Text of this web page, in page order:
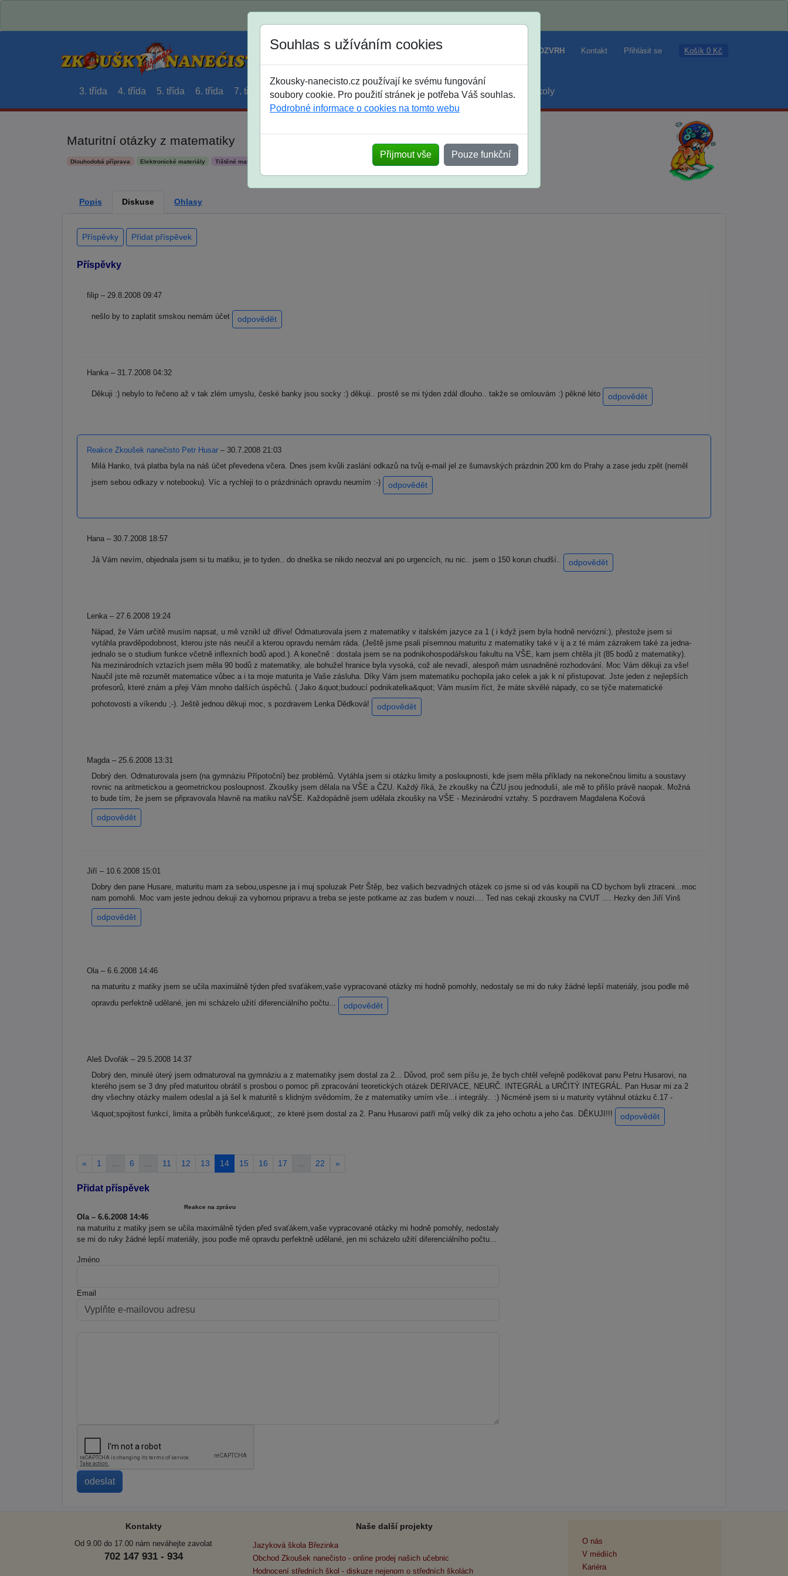
Jak si vybrat ROZVRH Kontakt Přihlásit se Košík 0 Kč
3. třída 4. třída 5. třída 6. třída 7. třída 8. třída 9. třída střední maturanti soutěže prázdniny školy
Maturitní otázky z matematiky
Dlouhodobá příprava Elektronické materiály Tištěné materiály
Popis Diskuse Ohlasy
Souhlas s užíváním cookies
Zkousky-nanecisto.cz používají ke svému fungování
soubory cookie. Pro použití stránek je potřeba Váš souhlas.
Podrobné informace o cookies na tomto webu
Přijmout vše Pouze funkční
Příspěvky Přidat příspěvek
Příspěvky
filip – 29.8.2008 09:47
nešlo by to zaplatit smskou nemám účet odpovědět
Hanka – 31.7.2008 04:32
Děkuji :) nebylo to řečeno až v tak zlém umyslu, české banky jsou socky :) děkuji.. prostě se mi týden zdál dlouho.. takže se omlouvám :) pěkné léto odpovědět
Reakce Zkoušek nanečisto Petr Husar – 30.7.2008 21:03
Milá Hanko, tvá platba byla na náš účet převedena včera. Dnes jsem kvůli zaslání odkazů na tvůj e-mail jel ze šumavských prázdnin 200 km do Prahy a zase jedu zpět (neměl
jsem sebou odkazy v notebooku). Víc a rychleji to o prázdninách opravdu neumím :-)
odpovědět
Hana – 30.7.2008 18:57
Já Vám nevím, objednala jsem si tu matiku, je to tyden.. do dneška se nikdo neozval ani po urgencích, nu nic.. jsem o 150 korun chudší.. odpovědět
Lenka – 27.6.2008 19:24
Nápad, že Vám určitě musím napsat, u mě vznikl už dříve! Odmaturovala jsem z matematiky v italském jazyce za 1 ( i když jsem byla hodně nervózní:), přestože jsem si
vytáhla pravděpodobnost, kterou jste nás neučil a kterou opravdu nemám ráda. (Ještě jsme psali písemnou maturitu z matematiky také v ij a z té mám zázrakem také za jedna-
jednalo se o studium funkce včetně inflexních bodů apod.). A konečně : dostala jsem se na podnikohospodářskou fakultu na VŠE, kam jsem chtěla jít (85 bodů z matematiky).
Na mezinárodních vztazích jsem měla 90 bodů z matematiky, ale bohužel hranice byla vysoká, což ale nevadí, alespoň mám usnadněné rozhodování. Moc Vám děkuji za vše!
Naučil jste mě rozumět matematice vůbec a i ta moje maturita je Vaše zásluha. Díky Vám jsem matematiku pochopila jako celek a jak k ní přistupovat. Jste jeden z nejlepších
profesorů, které znám a přeji Vám mnoho dalších úspěchů. ( Jako &quot;budoucí podnikatelka&quot; Vám musím říct, že máte skvělé nápady, co se týče matematické
pohotovosti a víkendu ;-). Ještě jednou děkuji moc, s pozdravem Lenka Dědková!
odpovědět
Magda – 25.6.2008 13:31
Dobrý den. Odmaturovala jsem (na gymnáziu Přípotoční) bez problémů. Vytáhla jsem si otázku limity a posloupnosti, kde jsem měla příklady na nekonečnou limitu a soustavy
rovnic na aritmetickou a geometrickou posloupnost. Zkoušky jsem dělala na VŠE a ČZU. Každý říká, že zkoušky na ČZU jsou jednoduší, ale mě to přišlo právě naopak. Možná
to bude tím, že jsem se připravovala hlavně na matiku naVŠE. Každopádně jsem udělala zkoušky na VŠE - Mezinárodní vztahy. S pozdravem Magdalena Kočová
odpovědět
Jiří – 10.6.2008 15:01
Dobry den pane Husare, maturitu mam za sebou,uspesne ja i muj spoluzak Petr Štěp, bez vašich bezvadných otázek co jsme si od vás koupili na CD bychom byli ztraceni...moc
nam pomohli. Moc vam jeste jednou dekuji za vybornou pripravu a treba se jeste potkame az zas budem v nouzi.... Ted nas cekaji zkousky na CVUT .... Hezky den Jiří Vinš
odpovědět
Ola – 6.6.2008 14:46
na maturitu z matiky jsem se učila maximálně týden před svaťákem,vaše vypracované otázky mi hodně pomohly, nedostaly se mi do ruky žádné lepší materiály, jsou podle mě
opravdu perfektně udělané, jen mi scházelo užití diferenciálního počtu...
odpovědět
Aleš Dvořák – 29.5.2008 14:37
Dobrý den, minulé úterý jsem odmaturoval na gymnáziu a z matematiky jsem dostal za 2... Důvod, proč sem píšu je, že bych chtěl veřejně poděkovat panu Petru Husarovi, na
kterého jsem se 3 dny před maturitou obrátil s prosbou o pomoc při zpracování teoretických otázek DERIVACE, NEURČ. INTEGRÁL a URČITÝ INTEGRÁL. Pan Husar mi za 2
dny všechny otázky mailem odeslal a já šel k maturitě s klidným svědomím, že z matematiky umím vše...i integrály.. :) Nicméně jsem si u maturity vytáhnul otázku č.17 -
\&quot;spojitost funkcí, limita a průběh funkce\&quot;, ze které jsem dostal za 2. Panu Husarovi patří můj velký dík za jeho ochotu a jeho čas. DĚKUJI!!!
odpovědět
« 1 6 11 12 13 14 15 16 17 22 »
Přidat příspěvek
Reakce na zprávu
Ola – 6.6.2008 14:46
na maturitu z matiky jsem se učila maximálně týden před svaťákem,vaše vypracované otázky mi hodně pomohly, nedostaly
se mi do ruky žádné lepší materiály, jsou podle mě opravdu perfektně udělané, jen mi scházelo užití diferenciálního počtu...
Jméno
Email
Kontakty
Od 9.00 do 17.00 nám neváhejte zavolat
702 147 931 - 934
Naše další projekty
Jazyková škola Březinka
Obchod Zkoušek nanečisto - online prodej našich učebnic
Hodnocení středních škol - diskuze nejenom o středních školách
O nás
V médiích
Kariéra